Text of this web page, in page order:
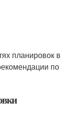
планировок в
по